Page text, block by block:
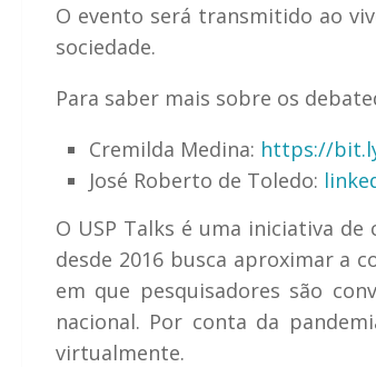
O evento será transmitido ao
sociedade.
Para saber mais sobre os
Cremilda Medina: https://
José Roberto de Toledo:
O USP Talks é uma iniciativa
desde 2016 busca aproximar a
em que pesquisadores são
nacional. Por conta da
virtualmente.